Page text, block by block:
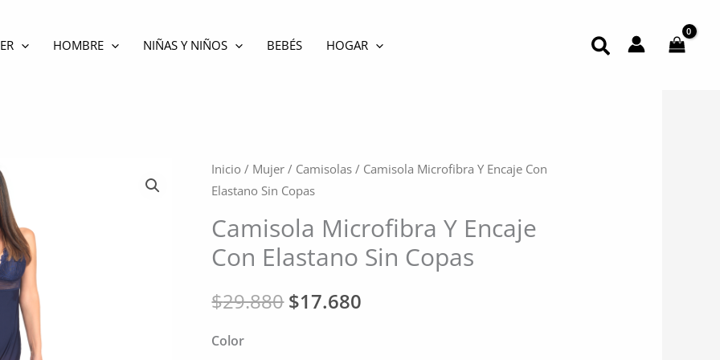
HOMBRE NIÑAS Y NIÑOS BEBÉS HOGAR Buscar
Inicio / Mujer / Camisolas / Camisola Microfibra Y Encaje Con
Elastano Sin Copas
Camisola Microfibra Y Encaje
Con Elastano Sin Copas
$29.880El
$17.680
Color